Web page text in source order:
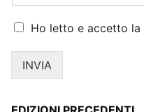
Ho letto e accetto la
INVIA